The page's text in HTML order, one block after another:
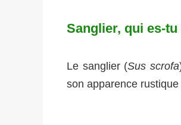
Sanglier, qui es-tu
Le sanglier (Sus scrofa
son apparence